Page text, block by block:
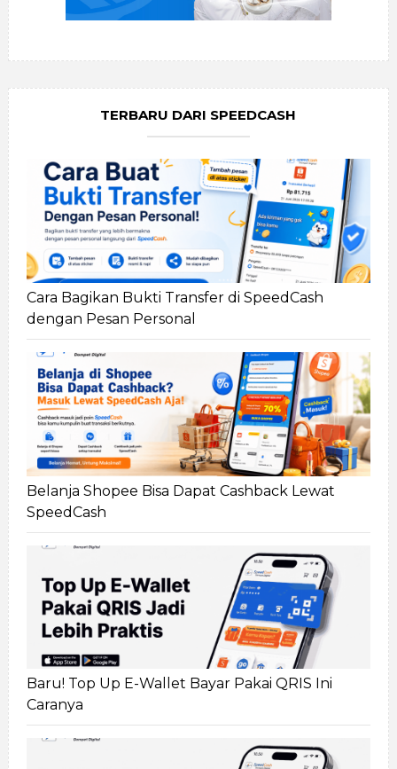
TERBARU DARI SPEEDCASH
Cara Bagikan Bukti Transfer di SpeedCash
dengan Pesan Personal
Belanja Shopee Bisa Dapat Cashback Lewat
SpeedCash
Baru! Top Up E-Wallet Bayar Pakai QRIS Ini
Caranya